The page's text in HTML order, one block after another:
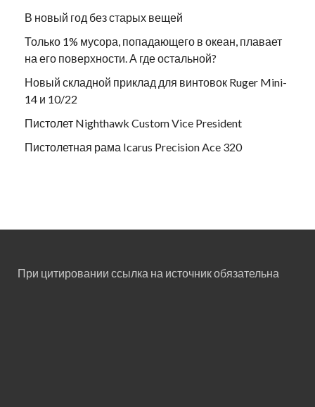
В новый год без старых вещей
Только 1% мусора, попадающего в океан, плавает
на его поверхности. А где остальной?
Новый складной приклад для винтовок Ruger Mini-
14 и 10/22
Пистолет Nighthawk Custom Vice President
Пистолетная рама Icarus Precision Ace 320
При цитировании ссылка на источник обязательна